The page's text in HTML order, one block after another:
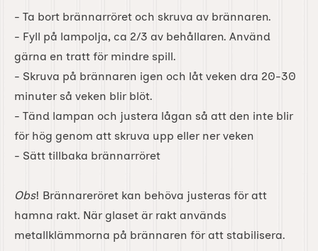
- Ta bort brännarröret och skruva av brännaren.
- Fyll på lampolja, ca 2/3 av behållaren. Använd
gärna en tratt för mindre spill.
- Skruva på brännaren igen och låt veken dra 20-30
minuter så veken blir blöt.
- Tänd lampan och justera lågan så att den inte blir
för hög genom att skruva upp eller ner veken
- Sätt tillbaka brännarröret
Obs! Brännareröret kan behöva justeras för att
hamna rakt. När glaset är rakt används
metallklämmorna på brännaren för att stabilisera.